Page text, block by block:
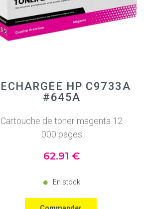
HP C9733A
#645A
Cartouche de toner magenta 12
000 pages
62.91 €
En stock